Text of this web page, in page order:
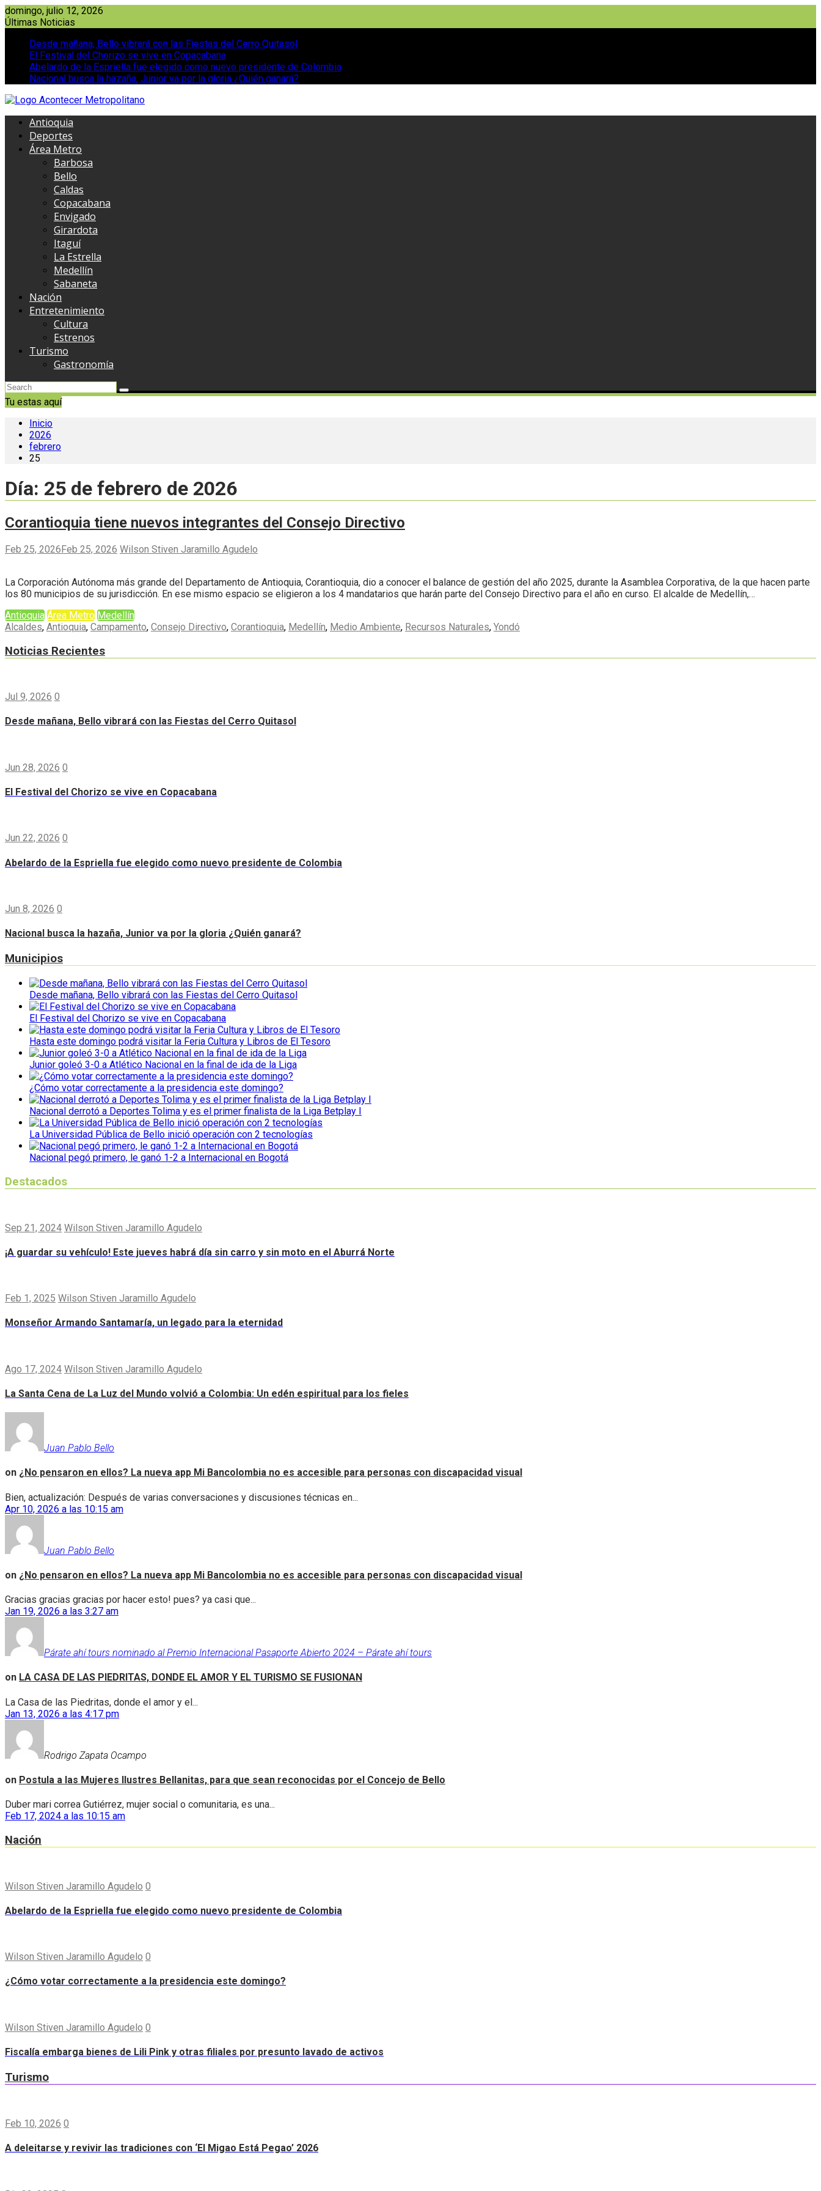
Saltar
al
domingo, julio 12, 2026
Últimas Noticias
Desde mañana, Bello vibrará con las Fiestas del Cerro Quitasol
El Festival del Chorizo se vive en Copacabana
Abelardo de la Espriella fue elegido como nuevo presidente de Colombia
Nacional busca la hazaña, Junior va por la gloria ¿Quién ganará?
Antioquia
Deportes
Área Metro
Barbosa
Bello
Caldas
Copacabana
Envigado
Girardota
Itaguí
La Estrella
Medellín
Sabaneta
Nación
Entretenimiento
Cultura
Estrenos
Turismo
Gastronomía
Tu estas aquí
Inicio
2026
febrero
25
Día: 25 de febrero de 2026
Corantioquia tiene nuevos integrantes del Consejo Directivo
Feb 25, 2026Feb 25, 2026 Wilson Stiven Jaramillo Agudelo
La Corporación Autónoma más grande del Departamento de Antioquia, Corantioquia, dio a conocer el balance de gestión del año 2025, durante la Asamblea Corporativa, de la que hacen parte
los 80 municipios de su jurisdicción. En ese mismo espacio se eligieron a los 4 mandatarios que harán parte del Consejo Directivo para el año en curso. El alcalde de Medellín,…
Antioquia Área Metro Medellín
Alcaldes, Antioquia, Campamento, Consejo Directivo, Corantioquia, Medellín, Medio Ambiente, Recursos Naturales, Yondó
Noticias Recientes
Jul 9, 2026 0
Desde mañana, Bello vibrará con las Fiestas del Cerro Quitasol
Jun 28, 2026 0
El Festival del Chorizo se vive en Copacabana
Jun 22, 2026 0
Abelardo de la Espriella fue elegido como nuevo presidente de Colombia
Jun 8, 2026 0
Nacional busca la hazaña, Junior va por la gloria ¿Quién ganará?
Municipios
Desde mañana, Bello vibrará con las Fiestas del Cerro Quitasol
El Festival del Chorizo se vive en Copacabana
Hasta este domingo podrá visitar la Feria Cultura y Libros de El Tesoro
Junior goleó 3-0 a Atlético Nacional en la final de ida de la Liga
¿Cómo votar correctamente a la presidencia este domingo?
Nacional derrotó a Deportes Tolima y es el primer finalista de la Liga Betplay I
La Universidad Pública de Bello inició operación con 2 tecnologías
Nacional pegó primero, le ganó 1-2 a Internacional en Bogotá
Destacados
Sep 21, 2024 Wilson Stiven Jaramillo Agudelo
¡A guardar su vehículo! Este jueves habrá día sin carro y sin moto en el Aburrá Norte
Feb 1, 2025 Wilson Stiven Jaramillo Agudelo
Monseñor Armando Santamaría, un legado para la eternidad
Ago 17, 2024 Wilson Stiven Jaramillo Agudelo
La Santa Cena de La Luz del Mundo volvió a Colombia: Un edén espiritual para los fieles
Juan Pablo Bello
on ¿No pensaron en ellos? La nueva app Mi Bancolombia no es accesible para personas con discapacidad visual
Bien, actualización: Después de varias conversaciones y discusiones técnicas en...
Apr 10, 2026 a las 10:15 am
Juan Pablo Bello
on ¿No pensaron en ellos? La nueva app Mi Bancolombia no es accesible para personas con discapacidad visual
Gracias gracias gracias por hacer esto! pues? ya casi que...
Jan 19, 2026 a las 3:27 am
Párate ahí tours nominado al Premio Internacional Pasaporte Abierto 2024 – Párate ahí tours
on LA CASA DE LAS PIEDRITAS, DONDE EL AMOR Y EL TURISMO SE FUSIONAN
La Casa de las Piedritas, donde el amor y el...
Jan 13, 2026 a las 4:17 pm
Rodrigo Zapata Ocampo
on Postula a las Mujeres Ilustres Bellanitas, para que sean reconocidas por el Concejo de Bello
Duber mari correa Gutiérrez, mujer social o comunitaria, es una...
Feb 17, 2024 a las 10:15 am
Nación
Wilson Stiven Jaramillo Agudelo 0
Abelardo de la Espriella fue elegido como nuevo presidente de Colombia
Wilson Stiven Jaramillo Agudelo 0
¿Cómo votar correctamente a la presidencia este domingo?
Wilson Stiven Jaramillo Agudelo 0
Fiscalía embarga bienes de Lili Pink y otras filiales por presunto lavado de activos
Turismo
Feb 10, 2026 0
A deleitarse y revivir las tradiciones con ‘El Migao Está Pegao’ 2026